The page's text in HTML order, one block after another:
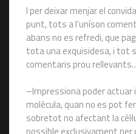
I per deixar menjar el
punt, tots a l’uníson
abans no es refredi, que
tota una exquisidesa, i tot
comentaris prou
–Impressiona poder actuar i
molècula, quan no es pot
sobretot no afectant la